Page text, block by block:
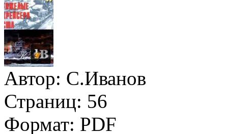
Автор: С.Иванов
Страниц: 56
Формат: PDF